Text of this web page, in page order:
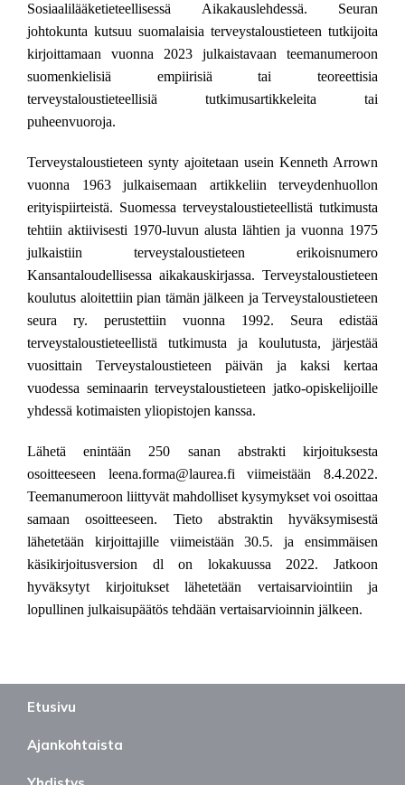
Sosiaalilääketieteellisessä Aikakauslehdessä. Seuran
johtokunta kutsuu suomalaisia terveystaloustieteen tutkijoita
kirjoittamaan vuonna 2023 julkaistavaan teemanumeroon
suomenkielisiä empiirisiä tai teoreettisia
terveystaloustieteellisiä tutkimusartikkeleita tai
puheenvuoroja.
Terveystaloustieteen synty ajoitetaan usein Kenneth Arrown
vuonna 1963 julkaisemaan artikkeliin terveydenhuollon
erityispiirteistä. Suomessa terveystaloustieteellistä tutkimusta
tehtiin aktiivisesti 1970-luvun alusta lähtien ja vuonna 1975
julkaistiin terveystaloustieteen erikoisnumero
Kansantaloudellisessa aikakauskirjassa. Terveystaloustieteen
koulutus aloitettiin pian tämän jälkeen ja Terveystaloustieteen
seura ry. perustettiin vuonna 1992. Seura edistää
terveystaloustieteellistä tutkimusta ja koulutusta, järjestää
vuosittain Terveystaloustieteen päivän ja kaksi kertaa
vuodessa seminaarin terveystaloustieteen jatko-opiskelijoille
yhdessä kotimaisten yliopistojen kanssa.
Lähetä enintään 250 sanan abstrakti kirjoituksesta
osoitteeseen leena.forma@laurea.fi viimeistään 8.4.2022.
Teemanumeroon liittyvät mahdolliset kysymykset voi osoittaa
samaan osoitteeseen. Tieto abstraktin hyväksymisestä
lähetetään kirjoittajille viimeistään 30.5. ja ensimmäisen
käsikirjoitusversion dl on lokakuussa 2022. Jatkoon
hyväksytyt kirjoitukset lähetetään vertaisarviointiin ja
lopullinen julkaisupäätös tehdään vertaisarvioinnin jälkeen.
Etusivu
Ajankohtaista